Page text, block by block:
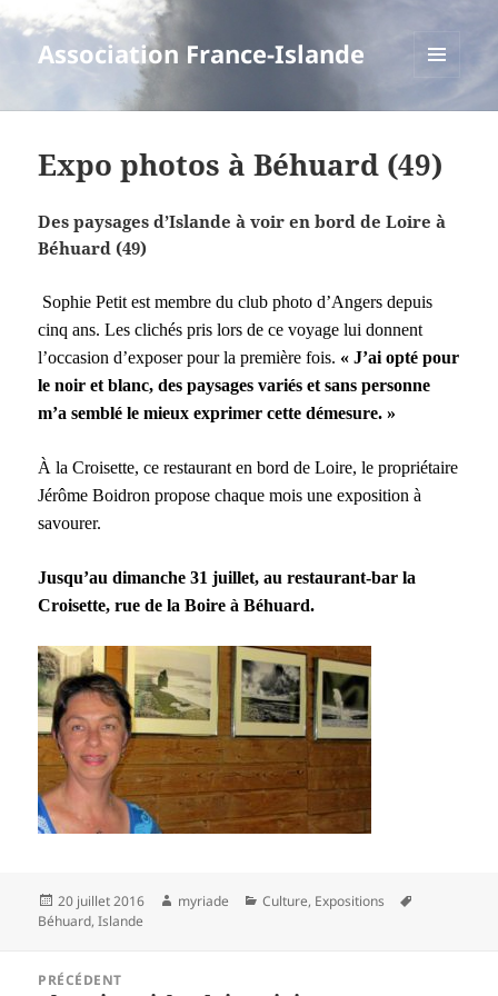
Association France-Islande
Expo photos à Béhuard (49)
Des paysages d’Islande à voir en bord de Loire à
Béhuard (49)
Sophie Petit est membre du club photo d’Angers depuis
cinq ans. Les clichés pris lors de ce voyage lui donnent
l’occasion d’exposer pour la première fois. « J’ai opté pour
le noir et blanc, des paysages variés et sans personne
m’a semblé le mieux exprimer cette démesure. »
À la Croisette, ce restaurant en bord de Loire, le propriétaire
Jérôme Boidron propose chaque mois une exposition à
savourer.
Jusqu’au dimanche 31 juillet, au restaurant-bar la
Croisette, rue de la Boire à Béhuard.
Publié
le
20 juillet 2016 Auteur
myriade Catégories
Culture, Expositions
Béhuard,Islande
PRÉCÉDENT